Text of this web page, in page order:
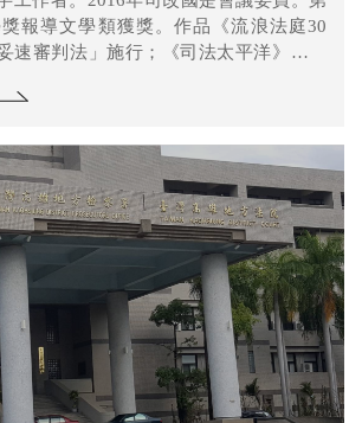
報導文學類獲獎。作品《流浪法庭30
速審判法」施行；《司法太平洋》催生